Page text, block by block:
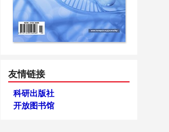
友情链接
科研出版社
开放图书馆